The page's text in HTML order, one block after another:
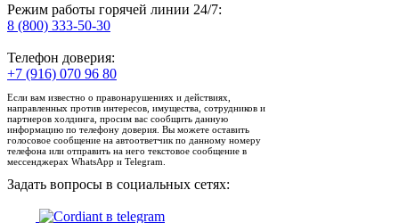
Режим работы горячей линии 24/7:
8 (800) 333-50-30
Телефон доверия:
+7 (916) 070 96 80
Если вам известно о правонарушениях и действиях,
направленных против интересов, имущества, сотрудников и
партнеров холдинга, просим вас сообщить данную
информацию по телефону доверия. Вы можете оставить
голосовое сообщение на автоответчик по данному номеру
телефона или отправить на него текстовое сообщение в
мессенджерах WhatsApp и Telegram.
Задать вопросы в социальных сетях: